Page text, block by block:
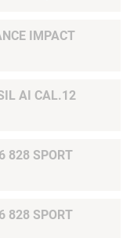
IMPACT
AI CAL.12
828 SPORT
828 SPORT